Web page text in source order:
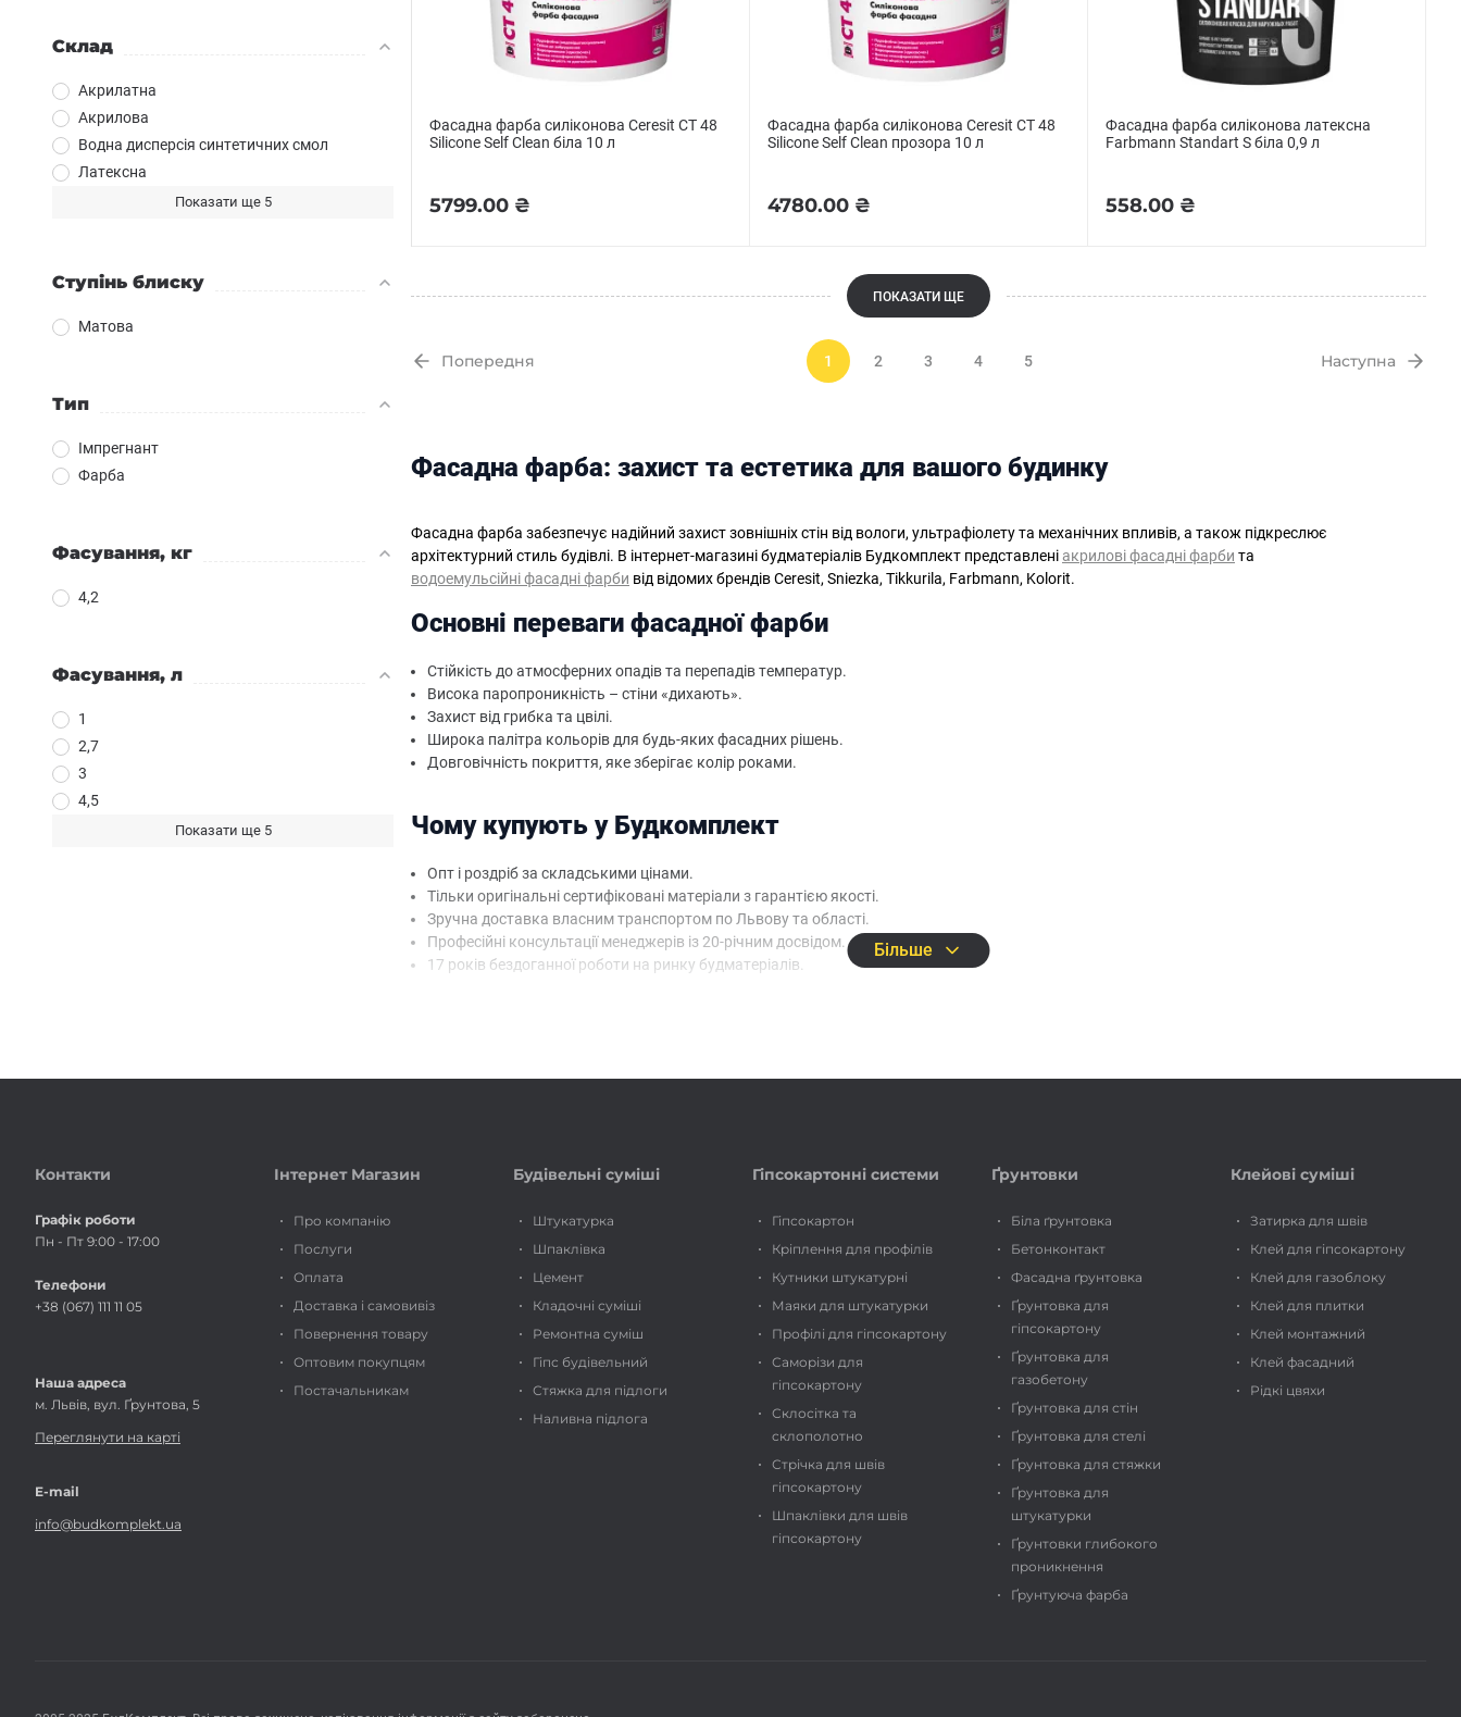
Склад
Акрилатна
Акрилова
Водна дисперсія синтетичних смол
Латексна
Показати ще 5
Ступінь блиску
Матова
Тип
Імпрегнант
Фарба
Фасування, кг
4,2
Фасування, л
1
2,7
3
4,5
Показати ще 5
Фасадна фарба силіконова Ceresit CT 48
Silicone Self Clean біла 10 л
5799.00 ₴
Фасадна фарба силіконова Ceresit CT 48
Silicone Self Clean прозора 10 л
4780.00 ₴
Фасадна фарба силіконова латексна
Farbmann Standart S біла 0,9 л
558.00 ₴
ПОКАЗАТИ ЩЕ
Попередня 1 2 3 4 5 Наступна
Фасадна фарба: захист та естетика для вашого будинку
Фасадна фарба забезпечує надійний захист зовнішніх стін від вологи, ультрафіолету та механічних впливів, а також підкреслює
архітектурний стиль будівлі. В інтернет-магазині будматеріалів Будкомплект представленіакрилові фасадні фарби та
водоемульсійні фасадні фарби від відомих брендів Ceresit, Sniezka, Tikkurila, Farbmann, Kolorit.
Основні переваги фасадної фарби
Стійкість до атмосферних опадів та перепадів температур.
Висока паропроникність – стіни «дихають».
Захист від грибка та цвілі.
Широка палітра кольорів для будь-яких фасадних рішень.
Довговічність покриття, яке зберігає колір роками.
Чому купують у Будкомплект
Опт і роздріб за складськими цінами.
Тільки оригінальні сертифіковані матеріали з гарантією якості.
Зручна доставка власним транспортом по Львову та області.
Професійні консультації менеджерів із 20-річним досвідом.
17 років бездоганної роботи на ринку будматеріалів.
Більше
Контакти
Графік роботи
Пн - Пт 9:00 - 17:00
Телефони
+38 (067) 111 11 05
Наша адреса
м. Львів, вул. Ґрунтова, 5
Переглянути на карті
E-mail
info@budkomplekt.ua
Інтернет Магазин
Про компанію
Послуги
Оплата
Доставка і самовивіз
Повернення товару
Оптовим покупцям
Постачальникам
Будівельні суміші
Штукатурка
Шпаклівка
Цемент
Кладочні суміші
Ремонтна суміш
Гіпс будівельний
Стяжка для підлоги
Наливна підлога
Гіпсокартонні системи
Гіпсокартон
Кріплення для профілів
Кутники штукатурні
Маяки для штукатурки
Профілі для гіпсокартону
Саморізи для
гіпсокартону
Склосітка та
склополотно
Стрічка для швів
гіпсокартону
Шпаклівки для швів
гіпсокартону
Ґрунтовки
Біла ґрунтовка
Бетонконтакт
Фасадна ґрунтовка
Ґрунтовка для
гіпсокартону
Ґрунтовка для
газобетону
Ґрунтовка для стін
Ґрунтовка для стелі
Ґрунтовка для стяжки
Ґрунтовка для
штукатурки
Ґрунтовки глибокого
проникнення
Ґрунтуюча фарба
Клейові суміші
Затирка для швів
Клей для гіпсокартону
Клей для газоблоку
Клей для плитки
Клей монтажний
Клей фасадний
Рідкі цвяхи